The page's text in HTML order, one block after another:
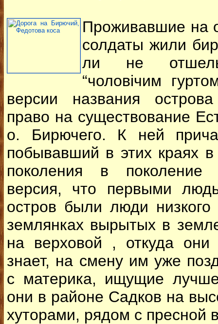
Проживавшие на
солдаты жили
ли не
“чоловічим
версии названия
право на существование
о. Бирючего. К ней
побывавший в этих краях
поколения в поколение
версия, что первыми
остров были люди
землянках вырытых в
на верховой , откуда
знает, на смену им уже
с материка, ищущие
они в районе Садков на
хуторами, рядом с пресной